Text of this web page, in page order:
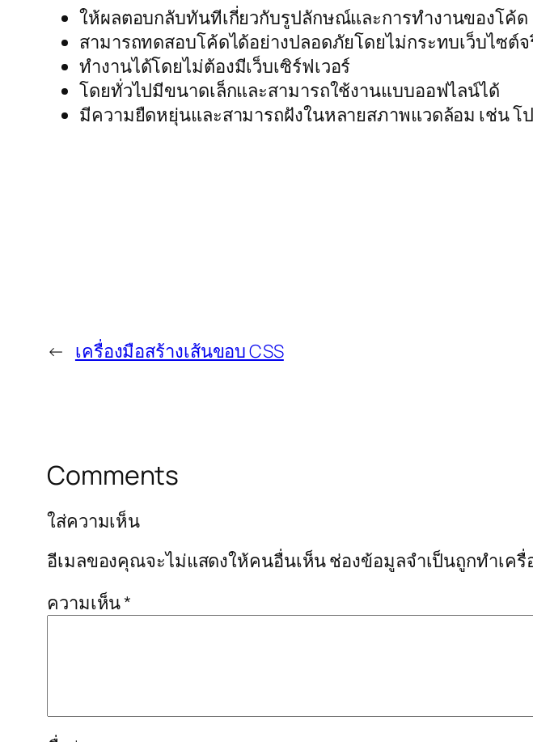
ให้ผลตอบกลับทันทีเกี่ยวกับรูปลักษณ์และการทำงานของโค้ด
สามารถทดสอบโค้ดได้อย่างปลอดภัยโดยไม่กระทบเว็บไซต์จ
ทำงานได้โดยไม่ต้องมีเว็บเซิร์ฟเวอร์
โดยทั่วไปมีขนาดเล็กและสามารถใช้งานแบบออฟไลน์ได้
มีความยืดหยุ่นและสามารถฝังในหลายสภาพแวดล้อม เช่น
← เครื่องมือสร้างเส้นขอบ CSS
Comments
ใส่ความเห็น
อีเมลของคุณจะไม่แสดงให้คนอื่นเห็นช่องข้อมูลจำเป็นถูกทำเครื่
ความเห็น*